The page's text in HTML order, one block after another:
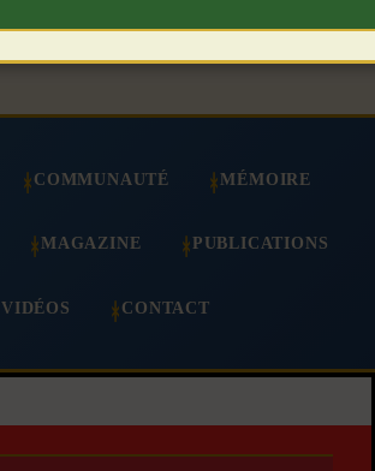
COMMUNAUTÉ MÉMOIRE
MAGAZINE PUBLICATIONS
VIDÉOS CONTACT